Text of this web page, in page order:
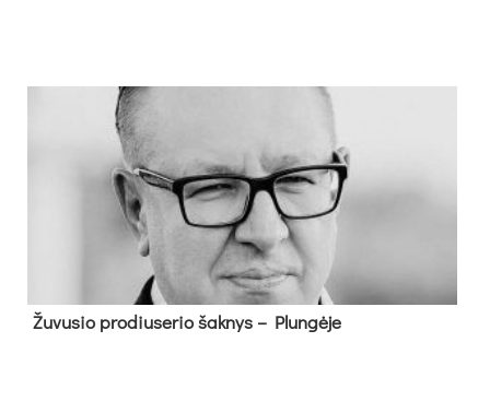
Žu­vu­sio pro­diu­se­rio šak­nys – Plun­gė­je